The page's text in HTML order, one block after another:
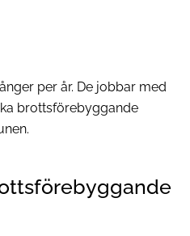
per år. De jobbar med
brottsförebyggande